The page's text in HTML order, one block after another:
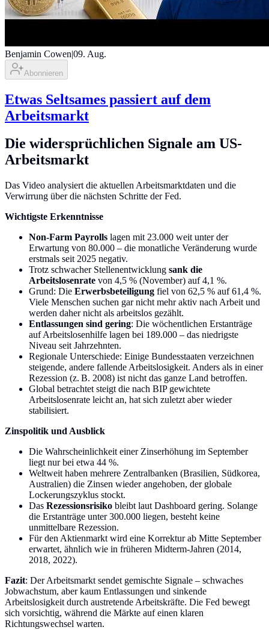
Benjamin Cowen|09. Aug.
Abonnieren
Etwas Seltsames passiert auf dem
Arbeitsmarkt
Die widersprüchlichen Signale am US-
Arbeitsmarkt
Das Video analysiert die aktuellen Arbeitsmarktdaten und die
Verwirrung über die nächsten Schritte der Fed.
Wichtigste Erkenntnisse
Non-Farm Payrolls lagen mit 23.000 weit unter der
Erwartung von 80.000 – die monatliche Veränderung wurde
erstmals seit 2025 negativ.
Trotz schwacher Stellenentwicklung sank die
Arbeitslosenrate von 4,5 % (November) auf 4,1 %.
Grund: Die Erwerbsbeteiligung fiel von 62,5 % auf 61,4 %.
Viele Menschen suchen gar nicht mehr aktiv nach Arbeit und
werden daher nicht als arbeitslos gezählt.
Entlassungen sind gering: Die wöchentlichen Erstanträge
auf Arbeitslosenhilfe lagen bei 189.000 – das niedrigste
Niveau seit Jahrzehnten.
Regionale Unterschiede: Einige Bundesstaaten verzeichnen
steigende, andere fallende Arbeitslosigkeit. Anders als in einer
Rezession (z. B. 2008) ist nicht das ganze Land betroffen.
Global betrachtet steigt die nach BIP gewichtete
Arbeitslosenrate leicht an, hat sich zuletzt aber wieder
stabilisiert.
Zinspolitik und Ausblick
Die Wahrscheinlichkeit einer Zinserhöhung im September
liegt nur bei etwa 44 %.
Weltweit haben mehrere Zentralbanken (Brasilien, Südkorea,
Australien) die Zinsen wieder angehoben, der globale
Lockerungszyklus stockt.
Das Rezessionsrisiko bleibt laut Dashboard gering. Solange
die Erstanträge unter 300.000 liegen, besteht keine
unmittelbare Rezession.
Für den Aktienmarkt wird eine Korrektur ab Mitte September
erwartet, ähnlich wie in früheren Midterm-Jahren (2014,
2018, 2022).
Fazit: Der Arbeitsmarkt sendet gemischte Signale – schwaches
Jobwachstum, aber kaum Entlassungen und sinkende
Arbeitslosigkeit durch austretende Arbeitskräfte. Die Fed bewegt
sich vorsichtig, während die Märkte auf einen klaren
Richtungswechsel warten.